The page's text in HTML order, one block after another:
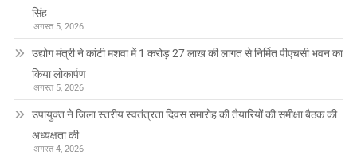
सिंह
अगस्त 5, 2026
उद्योग मंत्री ने कांटी मशवा में 1 करोड़ 27 लाख की लागत से निर्मित पीएचसी भवन का
किया लोकार्पण
अगस्त 5, 2026
उपायुक्त ने जिला स्तरीय स्वतंत्रता दिवस समारोह की तैयारियों की समीक्षा बैठक की
अध्यक्षता की
अगस्त 4, 2026